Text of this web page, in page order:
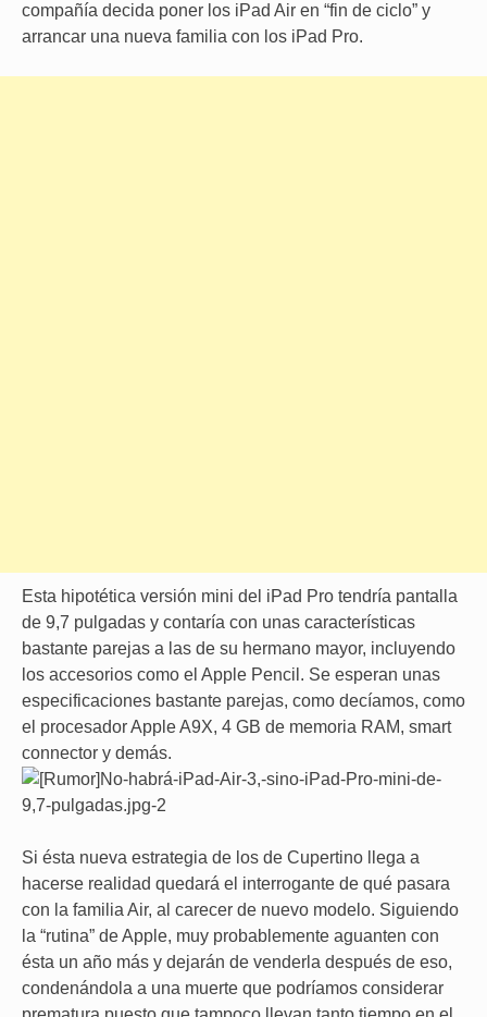
compañía decida poner los iPad Air en “fin de ciclo” y
arrancar una nueva familia con los iPad Pro.
Esta hipotética versión mini del iPad Pro tendría pantalla
de 9,7 pulgadas y contaría con unas características
bastante parejas a las de su hermano mayor, incluyendo
los accesorios como el Apple Pencil. Se esperan unas
especificaciones bastante parejas, como decíamos, como
el procesador Apple A9X, 4 GB de memoria RAM, smart
connector y demás.
Si ésta nueva estrategia de los de Cupertino llega a
hacerse realidad quedará el interrogante de qué pasara
con la familia Air, al carecer de nuevo modelo. Siguiendo
la “rutina” de Apple, muy probablemente aguanten con
ésta un año más y dejarán de venderla después de eso,
condenándola a una muerte que podríamos considerar